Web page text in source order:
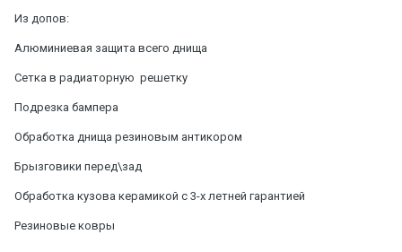
Из допов:
Алюминиевая защита всего днища
Сетка в радиаторную решетку
Подрезка бампера
Обработка днища резиновым антикором
Брызговики перед\зад
Обработка кузова керамикой с 3-х летней гарантией
Резиновые ковры